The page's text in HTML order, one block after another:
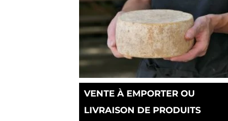
VENTE À EMPORTER OU
LIVRAISON DE PRODUITS